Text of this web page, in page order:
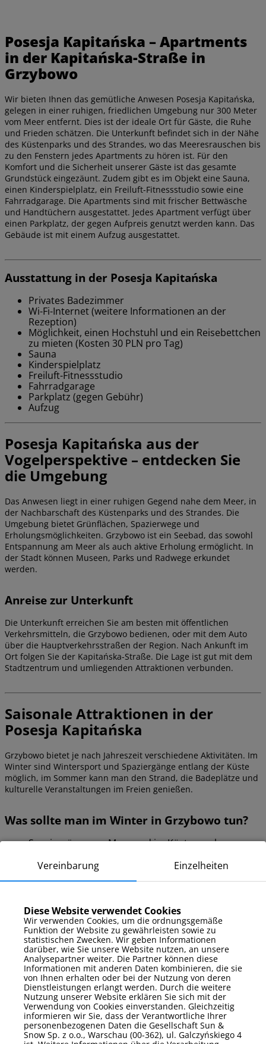
Posesja Kapitańska – Apartments
in der Kapitańska-Straße in
Grzybowo
Wir bieten Ihnen das gemütliche Anwesen Posesja Kapitańska,
gelegen in einer ruhigen, friedlichen Umgebung nur 300 Meter
vom Meer entfernt. Dies ist der ideale Ort für Gäste, die Ruhe
und Frieden schätzen. Die Unterkunft befindet sich in der Nähe
des Küstenparks und des Strandes, wo das Meeresrauschen bis
zu den Fenstern jedes Apartments zu hören ist. Für den
Komfort und die Sicherheit unserer Gäste ist das gesamte
Grundstück eingezäunt. Zudem gibt es im Objekt eine Sauna,
einen Kinderspielplatz, ein Freiluft-Fitnessstudio sowie eine
Fahrradgarage. Die Apartments sind mit frischer Bettwäsche
und Handtüchern ausgestattet. Jedes Apartment verfügt über
einen Parkplatz, der gegen Aufpreis genutzt werden kann. Das
Gebäude ist mit einem Aufzug ausgestattet.
Ausstattung in der Posesja Kapitańska
Privates Badezimmer
Wi-Fi-Internet (weitere Informationen an der
Rezeption)
Möglichkeit, einen Hochstuhl und ein Reisebettchen
zu mieten (Kosten 30 PLN pro Tag)
Sauna
Kinderspielplatz
Freiluft-Fitnessstudio
Fahrradgarage
Parkplatz (gegen Gebühr)
Aufzug
Posesja Kapitańska aus der
Vogelperspektive – entdecken Sie
die Umgebung
Das Anwesen liegt in einer ruhigen Gegend nahe dem Meer, in
der Nachbarschaft des Küstenparks und des Strandes. Die
Umgebung bietet Grünflächen, Spazierwege und
Erholungsmöglichkeiten. Grzybowo ist ein Seebad, das sowohl
Entspannung am Meer als auch aktive Erholung ermöglicht. In
der Stadt können Museen, Parks und Radwege erkundet
werden.
Anreise zur Unterkunft
Die Unterkunft erreichen Sie am besten mit öffentlichen
Verkehrsmitteln, die Grzybowo bedienen, oder mit dem Auto
über die Hauptverkehrsstraßen der Region. Nach Ankunft im
Ort folgen Sie der Kapitańska-Straße. Die Lage ist gut mit dem
Stadtzentrum und umliegenden Attraktionen verbunden.
Saisonale Attraktionen in der
Posesja Kapitańska
Grzybowo bietet je nach Jahreszeit verschiedene Aktivitäten. Im
Winter sind Wintersport und Spaziergänge entlang der Küste
möglich, im Sommer kann man den Strand, die Badeplätze und
kulturelle Veranstaltungen im Freien genießen.
Was sollte man im Winter in Grzybowo tun?
Spaziergänge am Meer und im Küstenpark
Was sollte man im Sommer in Grzybowo tun?
Nutzen von Spielplätzen und Erholungsflächen
Hausregeln
Check-in / Check-out:Check-in ab 16:00 Uhr,
Check-out bis 11:00 Uhr. Frühere Anreise oder
spätere Abreise können individuell mit dem lokalen
Büro vereinbart werden.
Haustiere:sind in ausgewählten Apartments
erlaubt (telefonische Absprache erforderlich) – Die
Kosten betragen 40 PLN pro Tag und Tier.
Vereinbarung Einzelheiten
Diese Website verwendet Cookies
Wir verwenden Cookies, um die ordnungsgemäße
Funktion der Website zu gewährleisten sowie zu
statistischen Zwecken. Wir geben Informationen
darüber, wie Sie unsere Website nutzen, an unsere
Analysepartner weiter. Die Partner können diese
Informationen mit anderen Daten kombinieren, die sie
von Ihnen erhalten oder bei der Nutzung von deren
Dienstleistungen erlangt werden. Durch die weitere
Nutzung unserer Website erklären Sie sich mit der
Verwendung von Cookies einverstanden. Gleichzeitig
informieren wir Sie, dass der Verantwortliche Ihrer
personenbezogenen Daten die Gesellschaft Sun &
Snow Sp. z o.o., Warschau (00-362), ul. Galczyńskiego 4